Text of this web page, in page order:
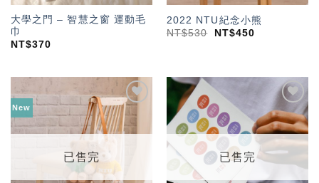
大學之門 – 智慧之窗 運動毛
巾
NT$370
2022 NTU紀念小熊
NT$530 NT$450
New
加入
望輕
已售完
加入
「願
望輕
已售完